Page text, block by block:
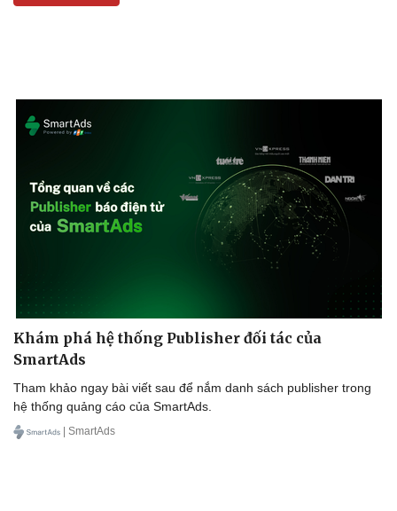
Kinh tế
Bất động sản
Khởi nghiệp
Giá vàng
Tiêu dùng
Giá cà phê
Khám phá hệ thống Publisher đối tác của
SmartAds
Tham khảo ngay bài viết sau để nắm danh sách publisher trong
hệ thống quảng cáo của SmartAds.
| SmartAds